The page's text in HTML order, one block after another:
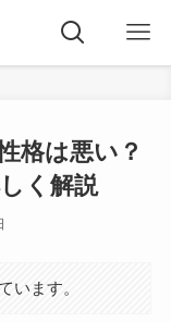
格は悪い？
く解説
います。